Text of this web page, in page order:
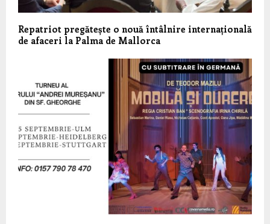
Repatriot pregătește o nouă întâlnire internațională
de afaceri la Palma de Mallorca